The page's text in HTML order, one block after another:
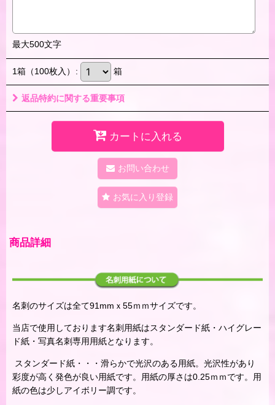
最大500文字
1箱（100枚入） : 箱
返品特約に関する重要事項
カートに入れる
お問い合わせ
お気に入り登録
商品詳細
名刺のサイズは全て91mmｘ55ｍｍサイズです。
当店で使用しております名刺用紙はスタンダード紙・ハイグレー
ド紙・写真名刺専用用紙となります。
スタンダード紙・・・滑らかで光沢のある用紙。光沢性があり
彩度が高く発色が良い用紙です。用紙の厚さは0.25ｍｍです。用
紙の色は少しアイボリー調です。